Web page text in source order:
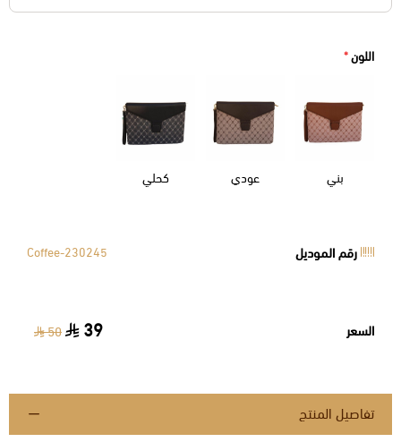
اللون*
بني عودي كحلي
رقم الموديل Coffee-230245
السعر 39
50
تفاصيل المنتج